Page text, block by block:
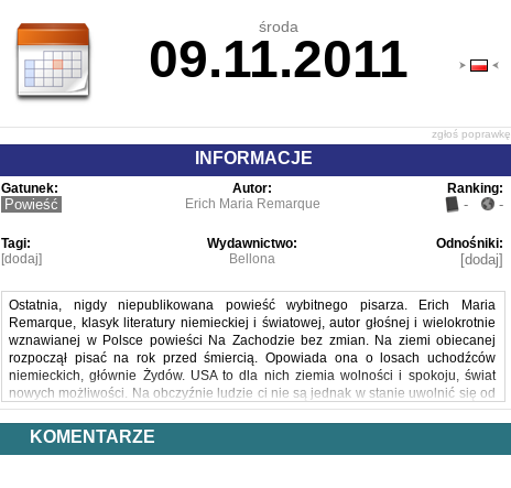
środa
09.11.2011
zgłoś poprawkę
INFORMACJE
Gatunek:
Powieść
Autor:
Erich Maria Remarque
Ranking:
- -
Tagi:
[dodaj]
Wydawnictwo:
Bellona
Odnośniki:
[dodaj]
Ostatnia, nigdy niepublikowana powieść wybitnego pisarza. Erich Maria
Remarque, klasyk literatury niemieckiej i światowej, autor głośnej i wielokrotnie
wznawianej w Polsce powieści Na Zachodzie bez zmian. Na ziemi obiecanej
rozpoczął pisać na rok przed śmiercią. Opowiada ona o losach uchodźców
niemieckich, głównie Żydów. USA to dla nich ziemia wolności i spokoju, świat
nowych możliwości. Na obczyźnie ludzie ci nie są jednak w stanie uwolnić się od
wspomnień koszmaru prześladowań i niekończących się ucieczek. Akcja
powieści nagle się urywa. Jak autor zamierzał ją zakończyć dowiadujemy się w
ogólnych zarysach z pozostałych w spuściźnie pisarza notatek. Decydując się na
KOMENTARZE